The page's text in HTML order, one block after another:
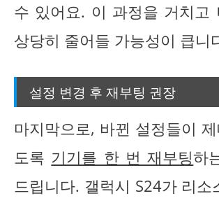
수 있어요. 이 과정을 거치고
상당히 줄어들 가능성이 큽니
설정 변경 후 재부팅 권장
마지막으로, 바뀐 설정들이
도록 기기를 한 번 재부팅하
드립니다. 갤럭시 S24가 리소